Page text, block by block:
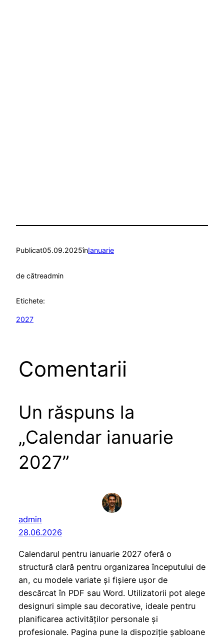
Publicat05.09.2025înIanuarie
de cătreadmin
Etichete:
2027
Comentarii
Un răspuns la
„Calendar ianuarie
2027”
admin
28.06.2026
Calendarul pentru ianuarie 2027 oferă o
structură clară pentru organizarea începutului de
an, cu modele variate și fișiere ușor de
descărcat în PDF sau Word. Utilizatorii pot alege
designuri simple sau decorative, ideale pentru
planificarea activităților personale și
profesionale. Pagina pune la dispoziție șabloane